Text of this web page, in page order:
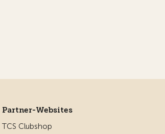
Partner-Websites
TCS Clubshop